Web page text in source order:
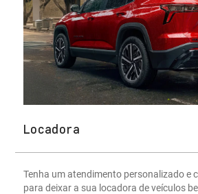
Locadora
Tenha um atendimento personalizado e
para deixar a sua locadora de veículos